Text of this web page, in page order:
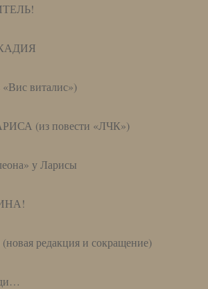
виталис»)
(из повести «ЛЧК»)
у Ларисы
редакция и сокращение)